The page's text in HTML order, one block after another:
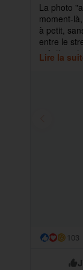
La photo
moment-
à petit,
entre le
création et
Lire la
😮 103